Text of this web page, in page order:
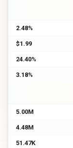
2.48%
$1.99
24.40%
3.18%
5.00M
4.48M
51.47K